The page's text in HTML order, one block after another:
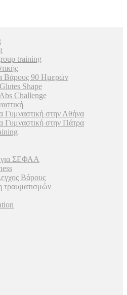
training
Βάρους 90 Ημερών
Shape
Challenge
Γυμναστική στην Αθήνα
Γυμναστική στην Πάτρα
για ΣΕΦΑΑ
Βάρους
τραυματισμών